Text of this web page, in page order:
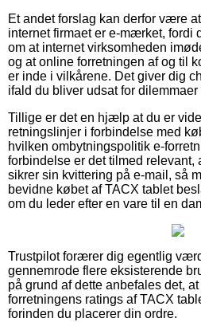
Et andet forslag kan derfor være
internet firmaet er e-mærket, fordi
om at internet virksomheden
og at online forretningen af og til
er inde i vilkårene. Det giver dig
ifald du bliver udsat for
Tillige er det en hjælp at du er
retningslinjer i forbindelse med
hvilken ombytningspolitik e-
forbindelse er det tilmed relevant,
sikrer sin kvittering på e-mail, så
bevidne købet af TACX tablet
om du leder efter en vare til en
Trustpilot forærer dig egentlig
gennemrode flere eksisterende
på grund af dette anbefales det,
forretningens ratings af TACX
forinden du placerer din ordre.